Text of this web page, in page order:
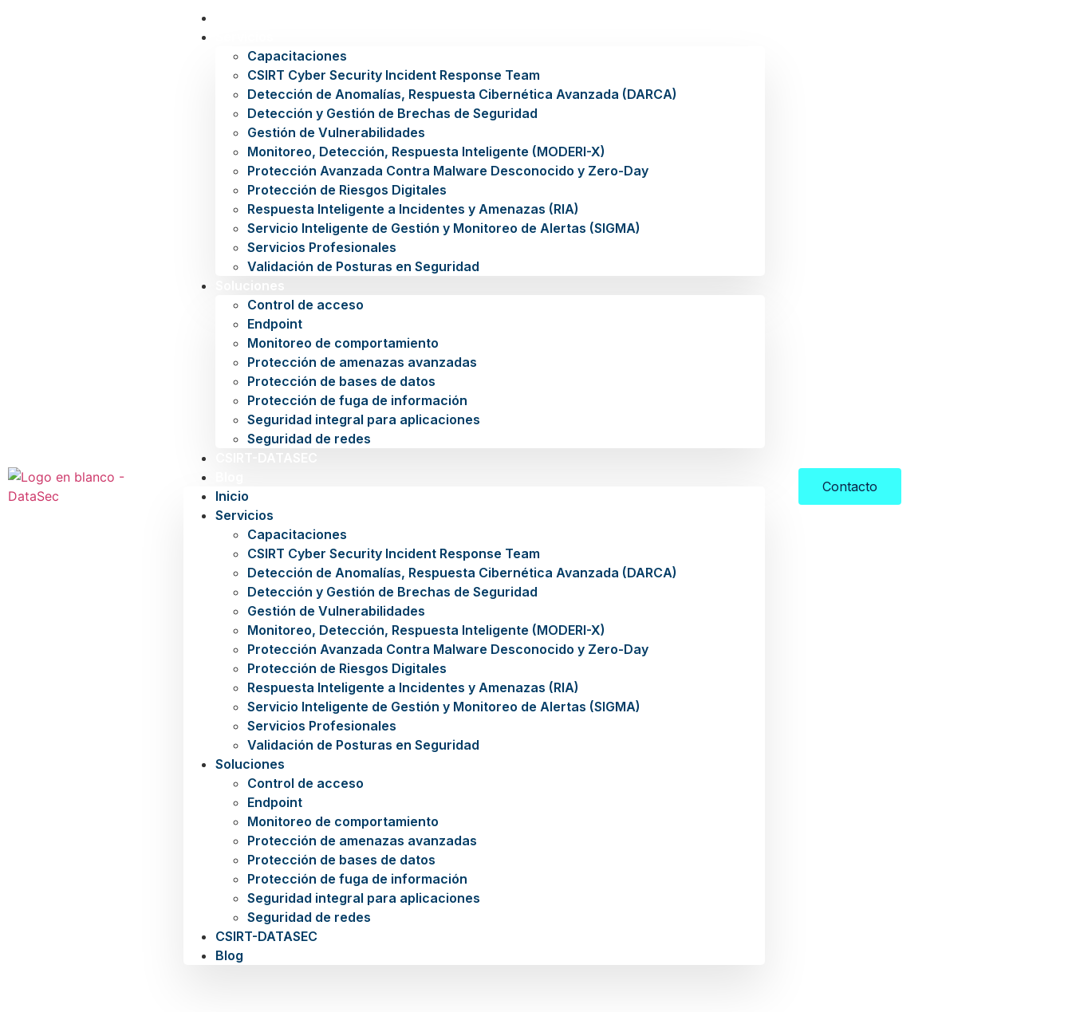
Capacitaciones
CSIRT Cyber Security Incident Response Team
Detección de Anomalías, Respuesta Cibernética Avanzada (DARCA)
Detección y Gestión de Brechas de Seguridad
Gestión de Vulnerabilidades
Monitoreo, Detección, Respuesta Inteligente (MODERI-X)
Protección Avanzada Contra Malware Desconocido y Zero-Day
Protección de Riesgos Digitales
Respuesta Inteligente a Incidentes y Amenazas (RIA)
Servicio Inteligente de Gestión y Monitoreo de Alertas (SIGMA)
Servicios Profesionales
Validación de Posturas en Seguridad
Control de acceso
Endpoint
Monitoreo de comportamiento
Protección de amenazas avanzadas
Protección de bases de datos
Protección de fuga de información
Seguridad integral para aplicaciones
Seguridad de redes
Inicio
Servicios
Capacitaciones
CSIRT Cyber Security Incident Response Team
Detección de Anomalías, Respuesta Cibernética Avanzada (DARCA)
Detección y Gestión de Brechas de Seguridad
Gestión de Vulnerabilidades
Monitoreo, Detección, Respuesta Inteligente (MODERI-X)
Protección Avanzada Contra Malware Desconocido y Zero-Day
Protección de Riesgos Digitales
Respuesta Inteligente a Incidentes y Amenazas (RIA)
Servicio Inteligente de Gestión y Monitoreo de Alertas (SIGMA)
Servicios Profesionales
Validación de Posturas en Seguridad
Soluciones
Control de acceso
Endpoint
Monitoreo de comportamiento
Protección de amenazas avanzadas
Protección de bases de datos
Protección de fuga de información
Seguridad integral para aplicaciones
Seguridad de redes
CSIRT-DATASEC
Blog
Contacto